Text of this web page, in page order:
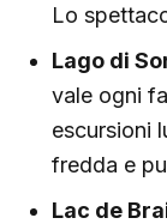
Lo
Lago di
vale ogni
escursioni
fredda e
Lac de